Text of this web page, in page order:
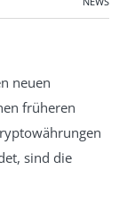
neuen
früheren
sind die